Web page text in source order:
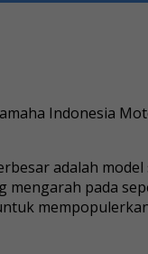
Indonesia
adalah
pada